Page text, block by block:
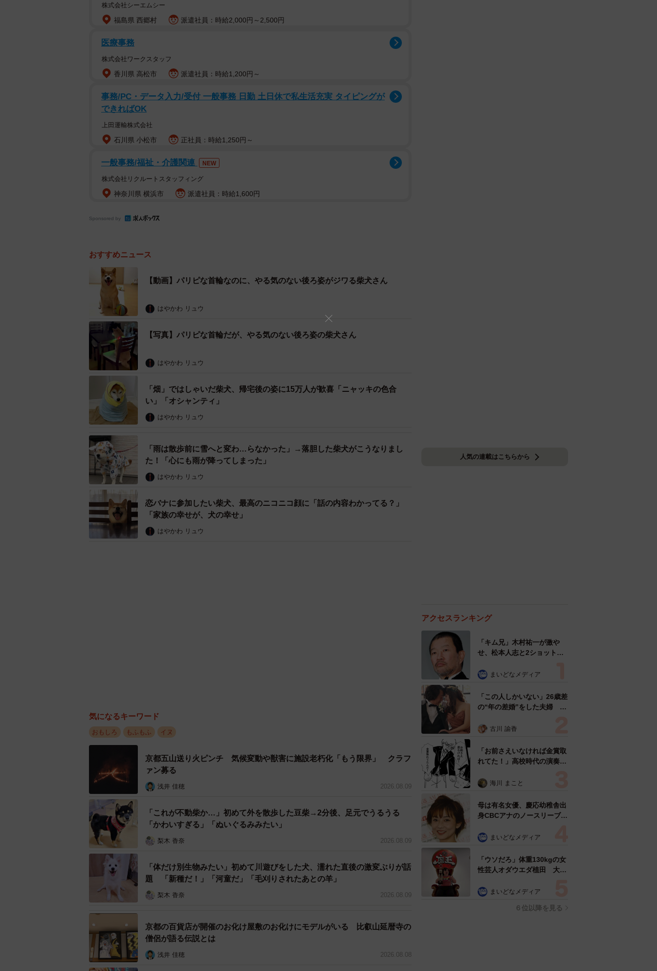
（風呂キャンセル）ならぬ、「雨の日散歩キャンセル」する柴犬、ももちゃん。
パレードしそうな「虚無柴」
「パチンコ屋の看板かなんかですか？」
「華やかな哀愁…」
「虚無すぎる」
「すっげぇパレードしそうなのに！」
ついて、飼い主さんにお話を聞いた。
首輪など散歩の準備を半ば強制的に進めてます…」
ーー聞こえないふり（笑）。柴犬は肌が弱い犬種なので、雨散歩の時はももちゃんの苦手な
「カッパ」も必須ですよね…。この後、無事に雨散歩に行けたのでしょうか？
「雨が止むのを待ってから出かけたので、カッパは着せず、ハーネスと光る首輪だけで散歩
に行けました」
株式会社シーエムシー
福島県 西郷村 派遣社員：時給2,000円～2,500円
医療事務
株式会社ワークスタッフ
香川県 高松市 派遣社員：時給1,200円～
事務/PC・データ入力/受付 一般事務 日勤 土日休で私生活充実 タイピングが
できればOK
上田運輸株式会社
石川県 小松市 正社員：時給1,250円～
一般事務/福祉・介護関連 NEW
株式会社リクルートスタッフィング
神奈川県 横浜市 派遣社員：時給1,600円
Sponsored by
おすすめニュース
【動画】パリピな首輪なのに、やる気のない後ろ姿がジワる柴犬さん
はやかわ リュウ
【写真】パリピな首輪だが、やる気のない後ろ姿の柴犬さん
はやかわ リュウ
「畑」ではしゃいだ柴犬、帰宅後の姿に15万人が歓喜「ニャッキの色合
い」「オシャンティ」
はやかわ リュウ
「雨は散歩前に雪へと変わ…らなかった」→落胆した柴犬がこうなりまし
た！「心にも雨が降ってしまった」
はやかわ リュウ
恋バナに参加したい柴犬、最高のニコニコ顔に「話の内容わかってる？」
「家族の幸せが、犬の幸せ」
はやかわ リュウ
気になるキーワード
おもしろ もふもふ イヌ
京都五山送り火ピンチ 気候変動や獣害に施設老朽化「もう限界」 クラフ
ァン募る
浅井 佳穂 2026.08.09
「これが不動柴か…」初めて外を散歩した豆柴→2分後、足元でうるうる
「かわいすぎる」「ぬいぐるみみたい」
梨木 香奈 2026.08.09
「体だけ別生物みたい」初めて川遊びをした犬、濡れた直後の激変ぶりが話
題 「新種だ！」「河童だ」「毛刈りされたあとの羊」
梨木 香奈 2026.08.09
京都の百貨店が開催のお化け屋敷のお化けにモデルがいる 比叡山延暦寺の
僧侶が語る伝説とは
浅井 佳穂 2026.08.08
人気の連載はこちらから
アクセスランキング
「キム兄」木村祐一が激や
せ、松本人志と2ショット
「テキヤの兄さん」
まいどなメディア
「この人しかいない」26歳差
の“年の差婚”をした夫婦 出
た？ 今の思いを聞いた
古川 諭香
「お前さえいなければ金賞取
れてた！」高校時代の演奏会
生は楽器修理職人に 10年後
ぬ申し出【漫画】
海川 まこと
母は有名女優、慶応幼稚舎出
身CBCアナのノースリーブ姿
る」「天使の笑顔」
まいどなメディア
「ウソだろ」体重130kgの女
性芸人オダウエダ植田 大学
で」 まいどなメディア
６位以降を見る